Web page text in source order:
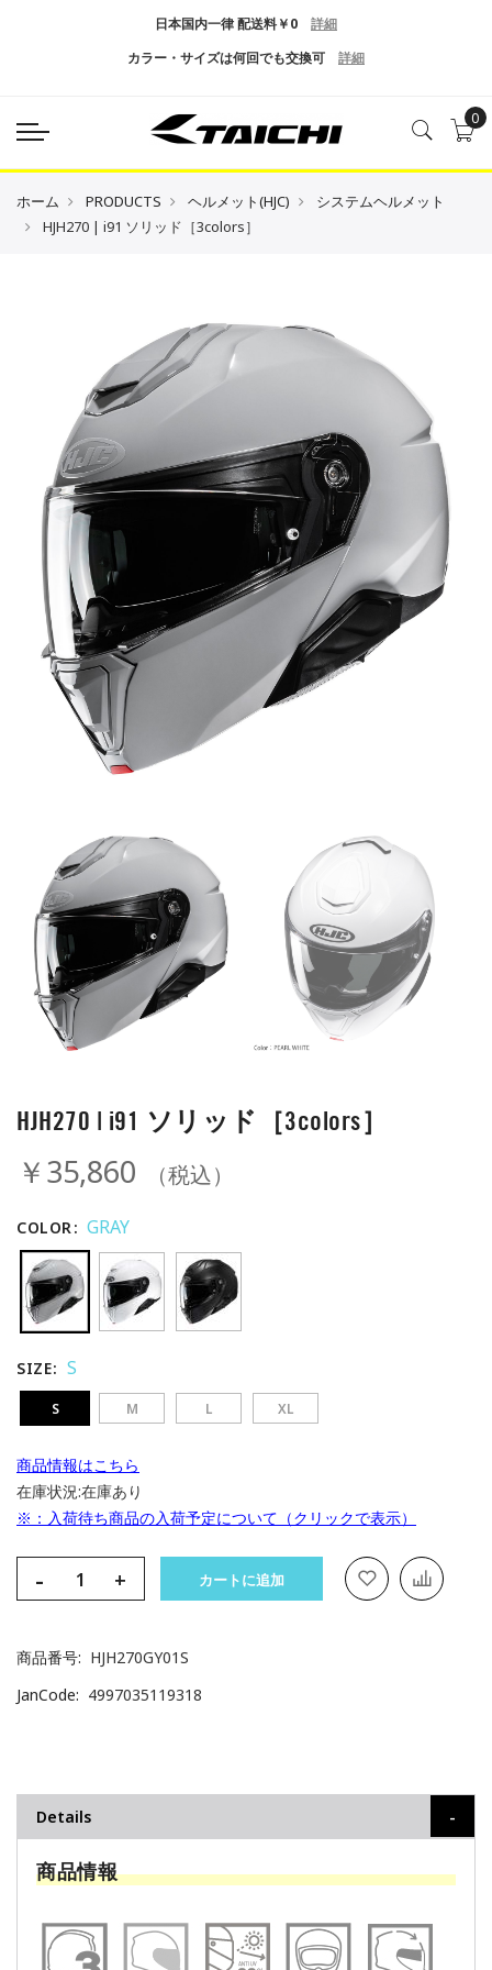
日本国内一律 配送料￥0 詳細
カラー・サイズは何回でも交換可 詳細
0
ホーム PRODUCTS ヘルメット(HJC)
システムヘルメット
HJH270 | i91 ソリッド［3colors］
HJH270 | i91 ソリッド［3colors］
￥35,860 （税込）
COLOR GRAY
SIZE S
S M L XL
商品情報はこちら
在庫状況:在庫あり
※：入荷待ち商品の入荷予定について（クリックで表示）
- + カートに追加
商品番号
HJH270GY01S
JanCode
4997035119318
Details
商品情報